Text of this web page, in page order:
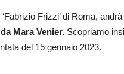
Frizzi’ di Roma, andrà
Mara Venier. Scopriamo
del 15 gennaio 2023.